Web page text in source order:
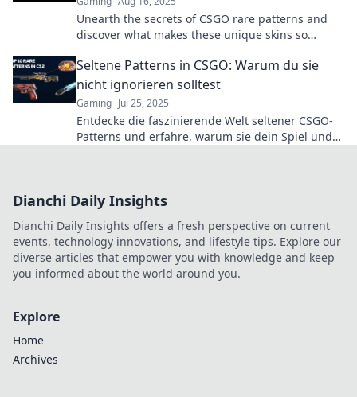
Unearth the secrets of CSGO rare patterns and
discover what makes these unique skins so
Seltene Patterns in CSGO: Warum du sie
nicht ignorieren solltest
Gaming Jul 25, 2025
Entdecke die faszinierende Welt seltener CSGO-
Patterns und erfahre, warum sie dein Spiel und
Dianchi Daily Insights
Dianchi Daily Insights offers a fresh perspective on current
events, technology innovations, and lifestyle tips. Explore our
diverse articles that empower you with knowledge and keep
you informed about the world around you.
Explore
Home
Archives